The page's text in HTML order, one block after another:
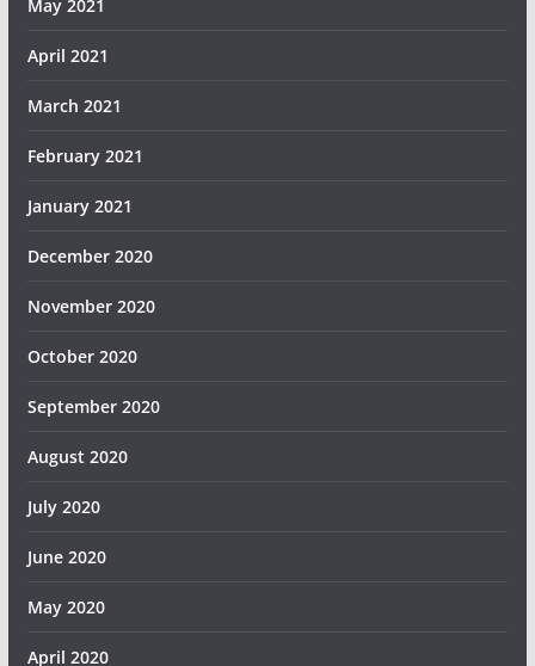
May 2021
April 2021
March 2021
February 2021
January 2021
December 2020
November 2020
October 2020
September 2020
August 2020
July 2020
June 2020
May 2020
April 2020